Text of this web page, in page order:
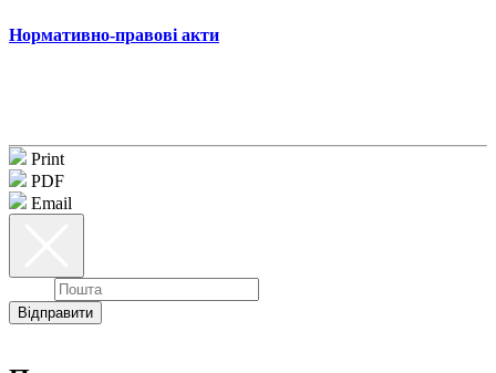
Нормативно-правові акти
Print
PDF
Email
Відправити